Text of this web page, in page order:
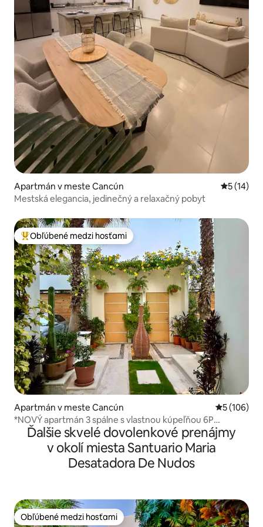
Apartmán v meste Cancún
5 (14)
Mestská elegancia, jedinečný a relaxačný pobyt
Najobľúbenejšie medzi hosťami
Obľúbené medzi hosťami
Apartmán v meste Cancún Priemerné
5 (106)
*NOVÝ apartmán 3 spálne s vlastnou kúpeľňou 6P
VÝCHOD SLNKA
Ďalšie skvelé dovolenkové prenájmy
v okolí miesta Santuario Maria
Desatadora De Nudos
Obľúbené medzi hosťami
Obľúbené medzi hosťami